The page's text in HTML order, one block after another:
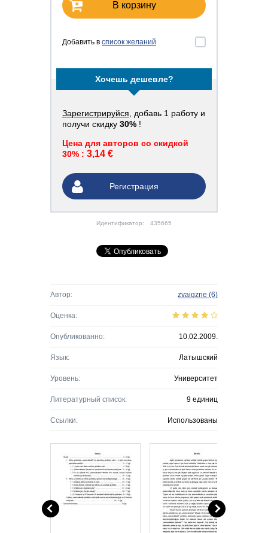
В корзину
Добавить в список желаний
Хочешь дешевле?
Зарегистрируйся , добавь 1 работу и
получи скидку 30% !
Цена для авторов со скидкой
30% : 3,14 €
Регистрация
Идентификатор: 435665
Автор: zvaigzne (6)
Оценка:
Опубликованно: 10.02.2009.
Язык: Латышский
Уровень: Университет
Литературный список: 9 единиц
Ссылки: Использованы